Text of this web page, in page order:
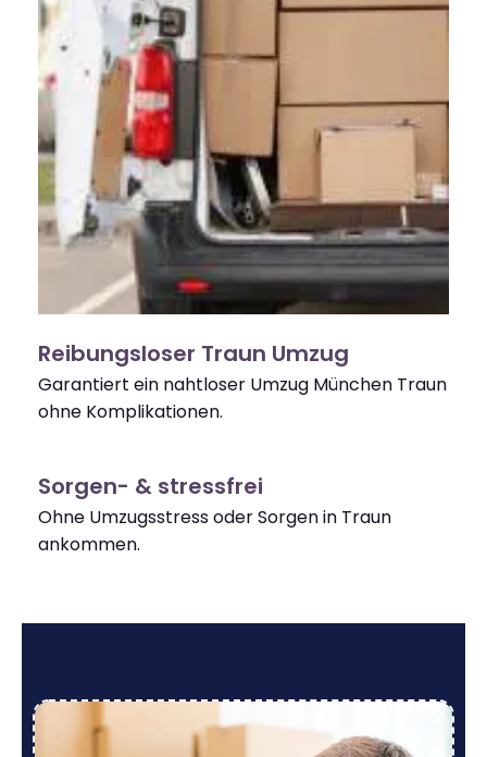
Reibungsloser Traun Umzug
Garantiert ein nahtloser Umzug München Traun
ohne Komplikationen.
Sorgen- & stressfrei
Ohne Umzugsstress oder Sorgen in Traun
ankommen.